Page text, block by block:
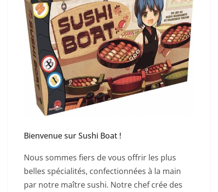
Bienvenue sur Sushi Boat !
Nous sommes fiers de vous offrir les plus
belles spécialités, confectionnées à la main
par notre maître sushi. Notre chef crée des